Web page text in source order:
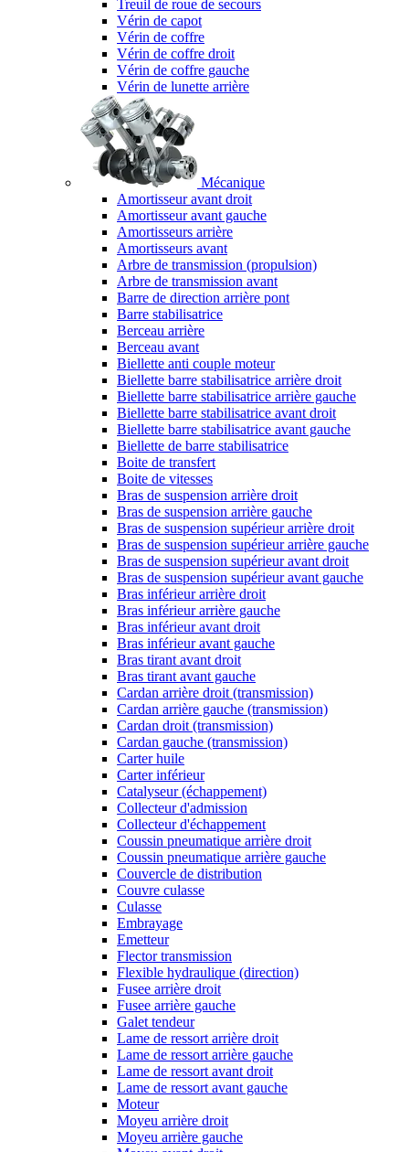
Treuil de roue de secours
Vérin de capot
Vérin de coffre
Vérin de coffre droit
Vérin de coffre gauche
Vérin de lunette arrière
Mécanique
Amortisseur avant droit
Amortisseur avant gauche
Amortisseurs arrière
Amortisseurs avant
Arbre de transmission (propulsion)
Arbre de transmission avant
Barre de direction arrière pont
Barre stabilisatrice
Berceau arrière
Berceau avant
Biellette anti couple moteur
Biellette barre stabilisatrice arrière droit
Biellette barre stabilisatrice arrière gauche
Biellette barre stabilisatrice avant droit
Biellette barre stabilisatrice avant gauche
Biellette de barre stabilisatrice
Boite de transfert
Boite de vitesses
Bras de suspension arrière droit
Bras de suspension arrière gauche
Bras de suspension supérieur arrière droit
Bras de suspension supérieur arrière gauche
Bras de suspension supérieur avant droit
Bras de suspension supérieur avant gauche
Bras inférieur arrière droit
Bras inférieur arrière gauche
Bras inférieur avant droit
Bras inférieur avant gauche
Bras tirant avant droit
Bras tirant avant gauche
Cardan arrière droit (transmission)
Cardan arrière gauche (transmission)
Cardan droit (transmission)
Cardan gauche (transmission)
Carter huile
Carter inférieur
Catalyseur (échappement)
Collecteur d'admission
Collecteur d'échappement
Coussin pneumatique arrière droit
Coussin pneumatique arrière gauche
Couvercle de distribution
Couvre culasse
Culasse
Embrayage
Emetteur
Flector transmission
Flexible hydraulique (direction)
Fusee arrière droit
Fusee arrière gauche
Galet tendeur
Lame de ressort arrière droit
Lame de ressort arrière gauche
Lame de ressort avant droit
Lame de ressort avant gauche
Moteur
Moyeu arrière droit
Moyeu arrière gauche